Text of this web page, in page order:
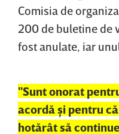
Comisia de
200 de buletine de
fost anulate, iar
"Sunt onorat
acordă şi pentru
hotărât să